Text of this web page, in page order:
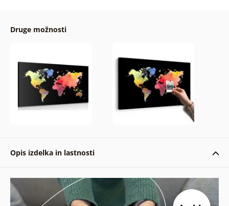
Druge možnosti
Opis izdelka in lastnosti